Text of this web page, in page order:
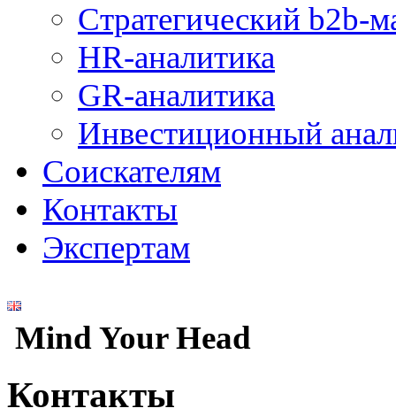
Стратегический b2b-
HR-аналитика
GR-аналитика
Инвестиционный
Соискателям
Контакты
Экспертам
Mind Your Head
Контакты